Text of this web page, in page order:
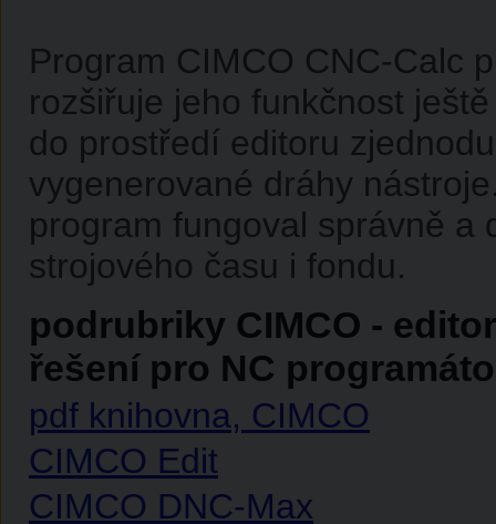
Program CIMCO CNC-Calc
rozšiřuje jeho funkčnost
do prostředí editoru
vygenerované dráhy
program fungoval správně a
strojového času i fondu.
podrubriky CIMCO -
řešení pro NC
pdf knihovna, CIMCO
CIMCO Edit
CIMCO DNC-Max